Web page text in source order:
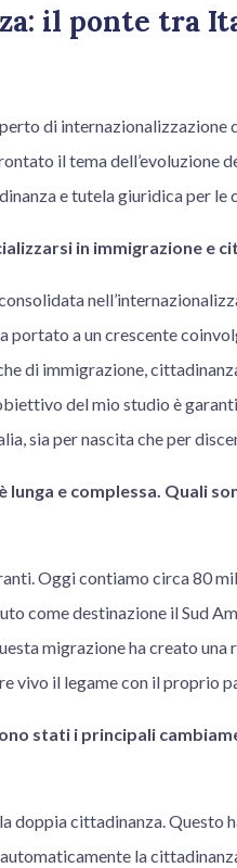
il ponte tra
di
il tema
e tutela giuridica per le
in immigrazione e
portato a un crescente
di immigrazione,
del mio studio è
sia per nascita che per
lunga e complessa. Quali
Oggi contiamo circa 80
come destinazione il Sud
migrazione ha creato una
vivo il legame con il proprio
stati i principali
doppia cittadinanza.
la